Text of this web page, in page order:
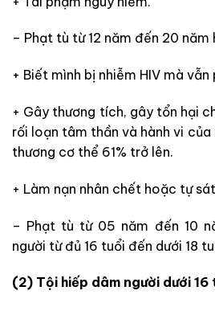
– Phạt tù từ 12 năm đến 20
+ Biết mình bị nhiễm HIV mà vẫn
+ Gây thương tích, gây tổn hại
rối loạn tâm thần và hành vi
thương cơ thể 61% trở lên.
+ Làm nạn nhân chết hoặc tự
– Phạt tù từ 05 năm đến 10
người từ đủ 16 tuổi đến dưới 18
(2) Tội hiếp dâm người dưới 16